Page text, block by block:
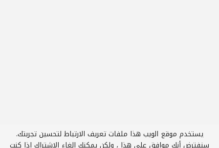
يستخدم موقع الويب هذا ملفات تعريف الارتباط لتحسين تجربتك.
سنفترض أنك موافق على هذا ، ولكن يمكنك إلغاء الاشتراك إذا كنت